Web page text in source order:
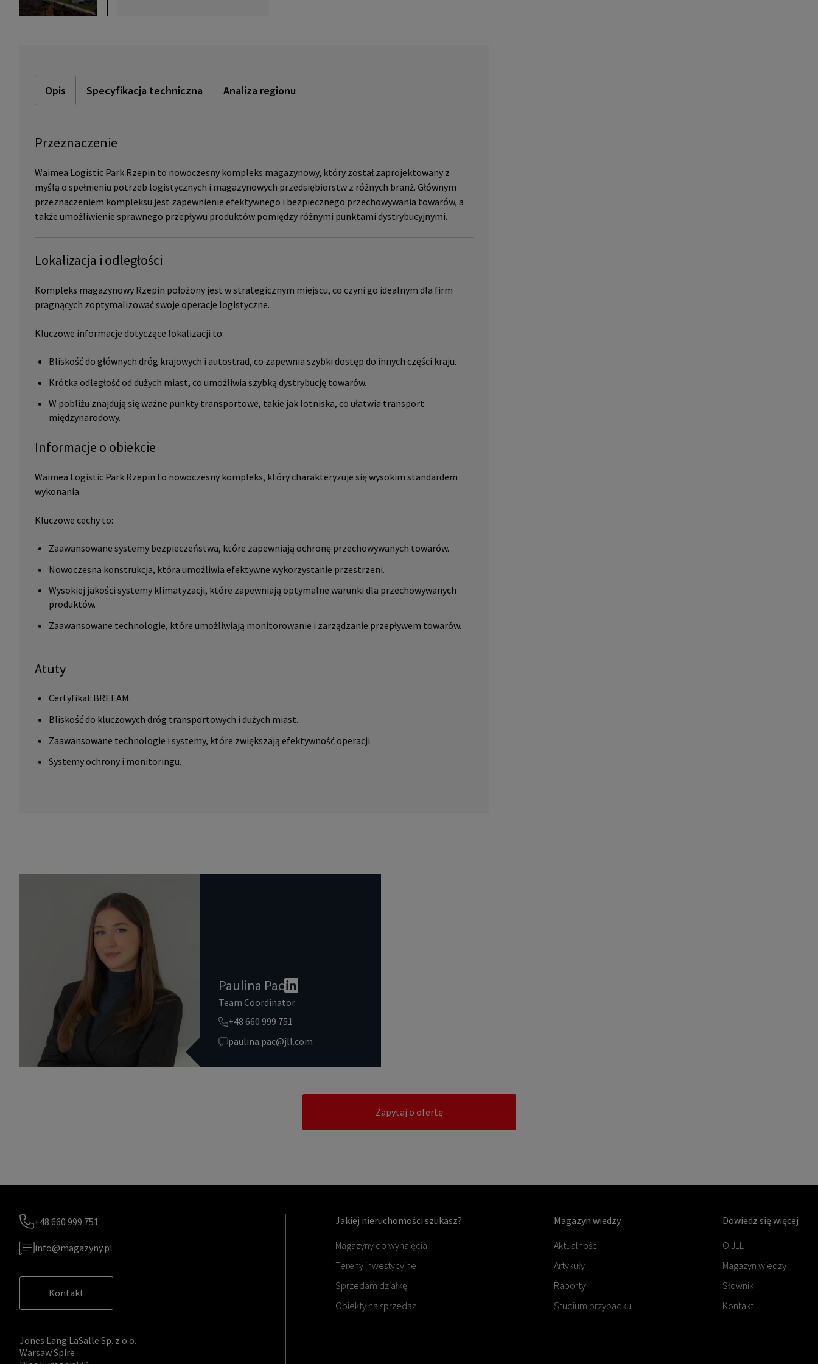
Opis Specyfikacja techniczna Analiza regionu
Przeznaczenie
Waimea Logistic Park Rzepin to nowoczesny kompleks magazynowy, który został zaprojektowany z
myślą o spełnieniu potrzeb logistycznych i magazynowych przedsiębiorstw z różnych branż. Głównym
przeznaczeniem kompleksu jest zapewnienie efektywnego i bezpiecznego przechowywania towarów, a
także umożliwienie sprawnego przepływu produktów pomiędzy różnymi punktami dystrybucyjnymi.
Lokalizacja i odległości
Kompleks magazynowy Rzepin położony jest w strategicznym miejscu, co czyni go idealnym dla firm
pragnących zoptymalizować swoje operacje logistyczne.
Kluczowe informacje dotyczące lokalizacji to:
Bliskość do głównych dróg krajowych i autostrad, co zapewnia szybki dostęp do innych części kraju.
Krótka odległość od dużych miast, co umożliwia szybką dystrybucję towarów.
W pobliżu znajdują się ważne punkty transportowe, takie jak lotniska, co ułatwia transport
międzynarodowy.
Informacje o obiekcie
Waimea Logistic Park Rzepin to nowoczesny kompleks, który charakteryzuje się wysokim standardem
wykonania.
Kluczowe cechy to:
Zaawansowane systemy bezpieczeństwa, które zapewniają ochronę przechowywanych towarów.
Nowoczesna konstrukcja, która umożliwia efektywne wykorzystanie przestrzeni.
Wysokiej jakości systemy klimatyzacji, które zapewniają optymalne warunki dla przechowywanych
produktów.
Zaawansowane technologie, które umożliwiają monitorowanie i zarządzanie przepływem towarów.
Atuty
Certyfikat BREEAM.
Bliskość do kluczowych dróg transportowych i dużych miast.
Zaawansowane technologie i systemy, które zwiększają efektywność operacji.
Systemy ochrony i monitoringu.
Paulina Pac
Team Coordinator
+48 660 999 751
paulina.pac@jll.com
Zapytaj o ofertę
+48 660 999 751
info@magazyny.pl
Kontakt
Jones Lang LaSalle Sp. z o.o.
Warsaw Spire
Jakiej nieruchomości szukasz?
Magazyny do wynajęcia
Tereny inwestycyjne
Sprzedam działkę
Obiekty na sprzedaż
Magazyn wiedzy
Aktualności
Artykuły
Raporty
Studium przypadku
Dowiedz się więcej
O JLL
Magazyn wiedzy
Słownik
Kontakt